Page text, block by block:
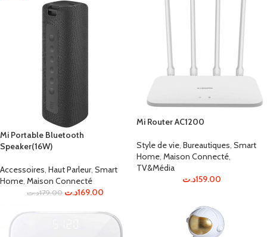
Mi Portable Bluetooth
Speaker(16W)
Accessoires, Haut Parleur, Smart
Home, Maison Connecté
179.00د.ت 169.00د.ت
Mi Router AC1200
Style de vie, Bureautiques, Smart
Home, Maison Connecté,
TV&Média
159.00د.ت